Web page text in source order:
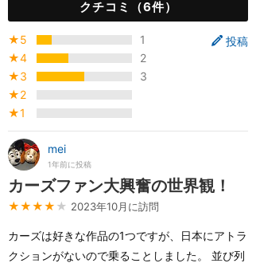
クチコミ（6件）
投稿
★5
1
★4
2
★3
3
★2
★1
mei
1年前に投稿
カーズファン大興奮の世界観！
★★★★ ★ 2023年10月に訪問
カーズは好きな作品の1つですが、日本にアトラ
クションがないので乗ることしました。 並び列